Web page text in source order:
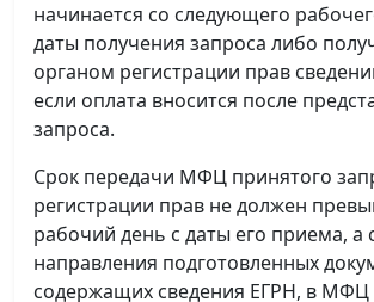
начинается со следующего
даты получения запроса либо
органом регистрации прав
если оплата вносится после
запроса.
Срок передачи МФЦ принятого
регистрации прав не должен
рабочий день с даты его приема, а
направления подготовленных
содержащих сведения ЕГРН, в МФЦ